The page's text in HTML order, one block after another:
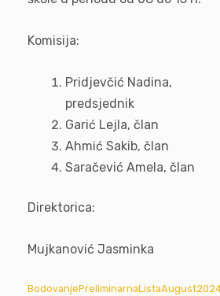
Komisija:
Pridjevčić Nadina,
Garić Lejla, član
Ahmić Sakib, član
Saračević Amela, član
Direktorica:
Mujkanović Jasminka